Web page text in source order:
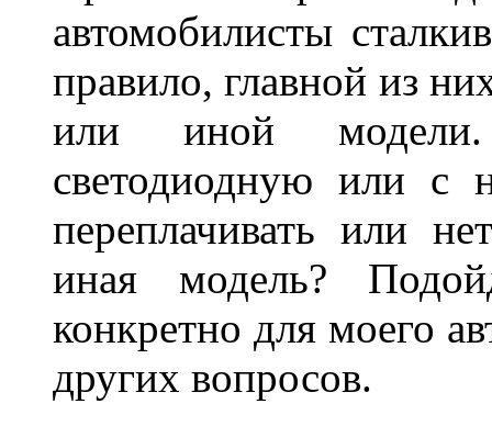
автомобилисты
правило, главной из
или иной
светодиодную или с
переплачивать или
иная модель?
конкретно для моего
других вопросов.